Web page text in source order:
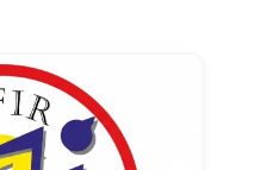
گزارش‌های آماری